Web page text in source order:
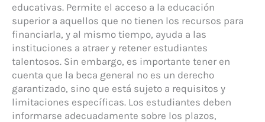
educativas. Permite el acceso a la educación
superior a aquellos que no tienen los recursos para
financiarla, y al mismo tiempo, ayuda a las
instituciones a atraer y retener estudiantes
talentosos. Sin embargo, es importante tener en
cuenta que la beca general no es un derecho
garantizado, sino que está sujeto a requisitos y
limitaciones específicas. Los estudiantes deben
informarse adecuadamente sobre los plazos,